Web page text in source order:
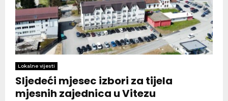
Lokalne vijesti
Sljedeći mjesec izbori za tijela
mjesnih zajednica u Vitezu